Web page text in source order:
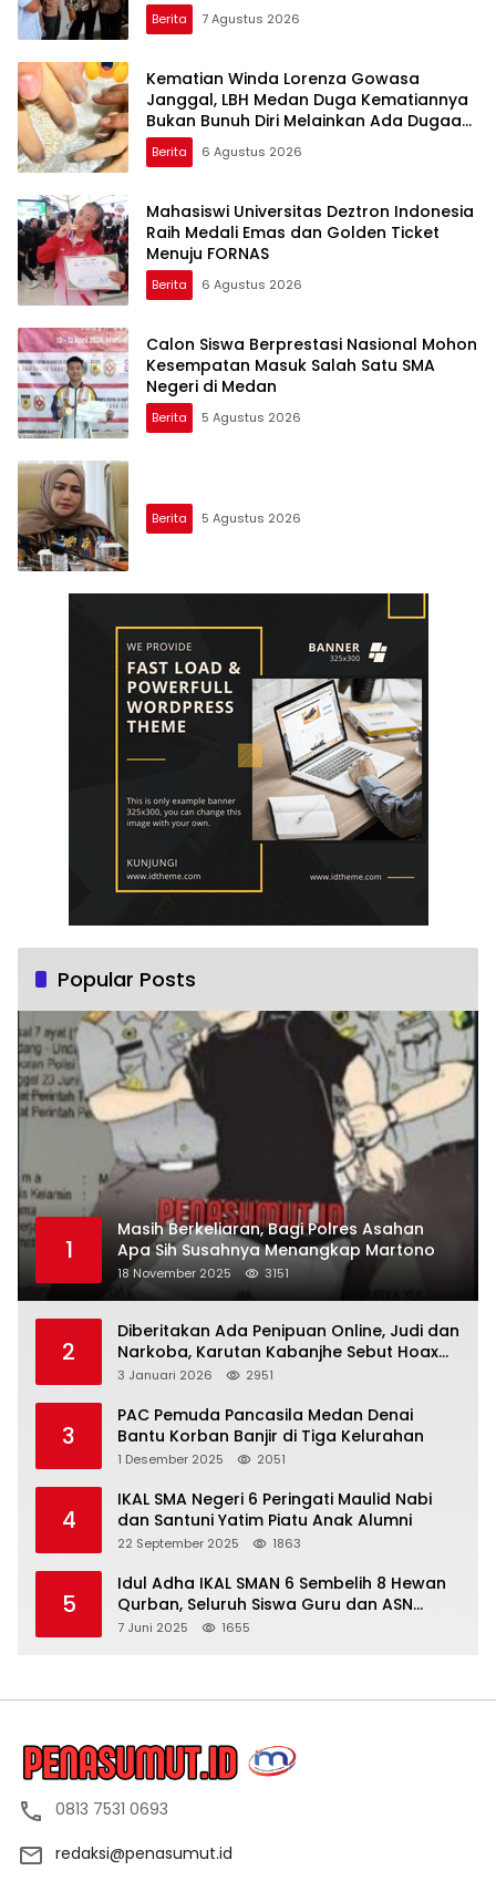
Berita 7 Agustus 2026
Kematian Winda Lorenza Gowasa
Janggal, LBH Medan Duga Kematiannya
Bukan Bunuh Diri Melainkan Ada Dugaan
Tundak Pidana
Berita 6 Agustus 2026
Mahasiswi Universitas Deztron Indonesia
Raih Medali Emas dan Golden Ticket
Menuju FORNAS
Berita 6 Agustus 2026
Calon Siswa Berprestasi Nasional Mohon
Kesempatan Masuk Salah Satu SMA
Negeri di Medan
Berita 5 Agustus 2026
Berita 5 Agustus 2026
Popular Posts
1
Masih Berkeliaran, Bagi Polres Asahan
Apa Sih Susahnya Menangkap Martono
18 November 2025 3151
2
Diberitakan Ada Penipuan Online, Judi dan
Narkoba, Karutan Kabanjhe Sebut Hoax
dan Berita Tak Beryanggungjawab
3 Januari 2026 2951
3
PAC Pemuda Pancasila Medan Denai
Bantu Korban Banjir di Tiga Kelurahan
1 Desember 2025 2051
4
IKAL SMA Negeri 6 Peringati Maulid Nabi
dan Santuni Yatim Piatu Anak Alumni
22 September 2025 1863
5
Idul Adha IKAL SMAN 6 Sembelih 8 Hewan
Qurban, Seluruh Siswa Guru dan ASN
Dapat Daging
7 Juni 2025 1655
0813 7531 0693
redaksi@penasumut.id